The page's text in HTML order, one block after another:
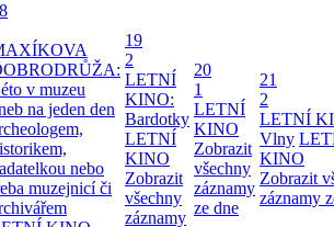
v muzeu
na jeden den
nebo
muzejnicí či
19
2
LETNÍ
KINO:
Bardotky
LETNÍ
KINO
Zobrazit
všechny
záznamy
20
1
LETNÍ
KINO
Zobrazit
všechny
záznamy
ze dne
21
2
LETNÍ
Vlny
KINO
Zobrazit
záznamy